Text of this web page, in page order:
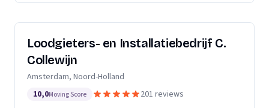
Loodgieters- en Installatiebedrijf C.
Collewijn
Amsterdam, Noord-Holland
10,0Moving Score 201 reviews